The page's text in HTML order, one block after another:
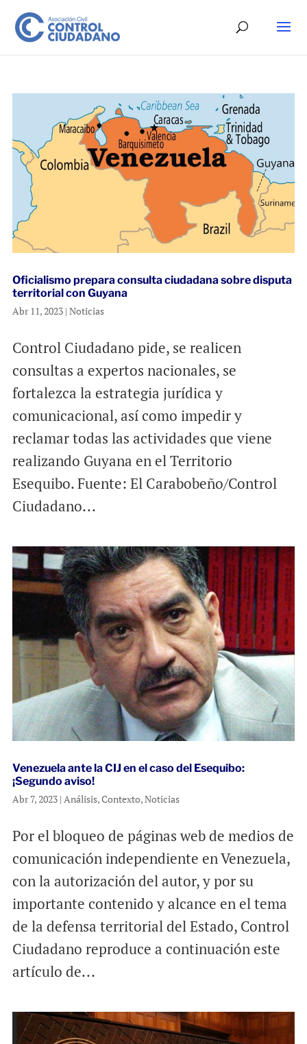
Oficialismo prepara consulta ciudadana sobre disputa
territorial con Guyana
Abr 11, 2023| Noticias
Control Ciudadano pide, se realicen
consultas a expertos nacionales, se
fortalezca la estrategia jurídica y
comunicacional, así como impedir y
reclamar todas las actividades que viene
realizando Guyana en el Territorio
Esequibo. Fuente: El Carabobeño/Control
Ciudadano...
Venezuela ante la CIJ en el caso del Esequibo:
¡Segundo aviso!
Abr 7, 2023| Análisis,Contexto,Noticias
Por el bloqueo de páginas web de medios de
comunicación independiente en Venezuela,
con la autorización del autor, y por su
importante contenido y alcance en el tema
de la defensa territorial del Estado, Control
Ciudadano reproduce a continuación este
artículo de...